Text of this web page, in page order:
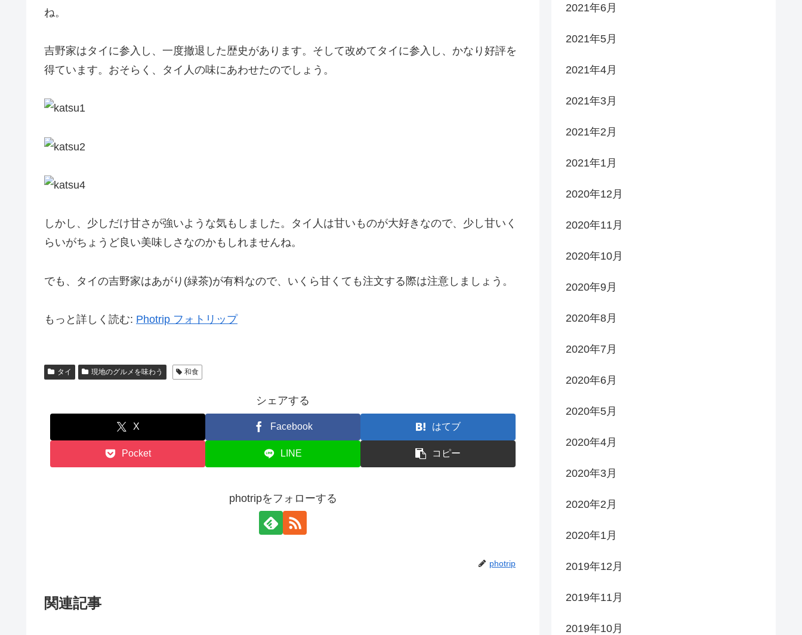
ね。
吉野家はタイに参入し、一度撤退した歴史があります。そして改めてタイに参入し、かなり好評を
得ています。おそらく、タイ人の味にあわせたのでしょう。
しかし、少しだけ甘さが強いような気もしました。タイ人は甘いものが大好きなので、少し甘いく
らいがちょうど良い美味しさなのかもしれませんね。
でも、タイの吉野家はあがり(緑茶)が有料なので、いくら甘くても注文する際は注意しましょう。
もっと詳しく読む: Photrip フォトリップ
タイ 現地のグルメを味わう 和食
シェアする
X Facebook はてブ
Pocket LINE コピー
photripをフォローする
photrip
関連記事
2021年6月
2021年5月
2021年4月
2021年3月
2021年2月
2021年1月
2020年12月
2020年11月
2020年10月
2020年9月
2020年8月
2020年7月
2020年6月
2020年5月
2020年4月
2020年3月
2020年2月
2020年1月
2019年12月
2019年11月
2019年10月